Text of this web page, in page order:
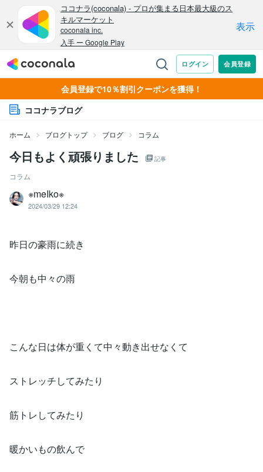
会員登録で10％割引クーポンを獲得！
ココナラブログ
ホーム ブログトップ ブログ コラム
今日もよく頑張りました 記事
コラム
※meIko※
2024/03/29 12:24
昨日の豪雨に続き
今朝も中々の雨
こんな日は体が重くて中々動き出せなくて
ストレッチしてみたり
筋トレしてみたり
暖かいもの飲んで